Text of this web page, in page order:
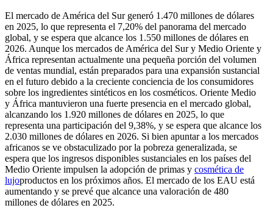
El mercado de América del Sur generó 1.470 millones de dólares
en 2025, lo que representa el 7,20% del panorama del mercado
global, y se espera que alcance los 1.550 millones de dólares en
2026. Aunque los mercados de América del Sur y Medio Oriente y
África representan actualmente una pequeña porción del volumen
de ventas mundial, están preparados para una expansión sustancial
en el futuro debido a la creciente conciencia de los consumidores
sobre los ingredientes sintéticos en los cosméticos. Oriente Medio
y África mantuvieron una fuerte presencia en el mercado global,
alcanzando los 1.920 millones de dólares en 2025, lo que
representa una participación del 9,38%, y se espera que alcance los
2.030 millones de dólares en 2026. Si bien apuntar a los mercados
africanos se ve obstaculizado por la pobreza generalizada, se
espera que los ingresos disponibles sustanciales en los países del
Medio Oriente impulsen la adopción de primas y cosmética de
lujoproductos en los próximos años. El mercado de los EAU está
aumentando y se prevé que alcance una valoración de 480
millones de dólares en 2025.